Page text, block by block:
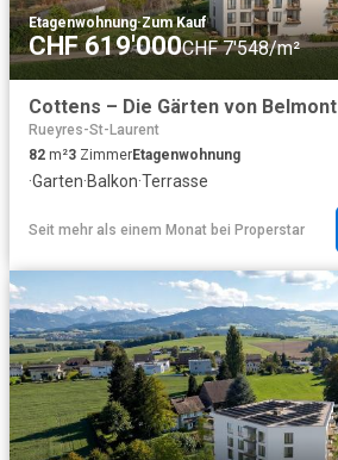
Etagenwohnung·Zum Kauf
CHF 619'000CHF 7'548/m²
Cottens – Die Gärten von Belmont
Rueyres-St-Laurent
82 m²3 ZimmerEtagenwohnung
·Garten·Balkon·Terrasse
Seit mehr als einem Monat bei Properstar